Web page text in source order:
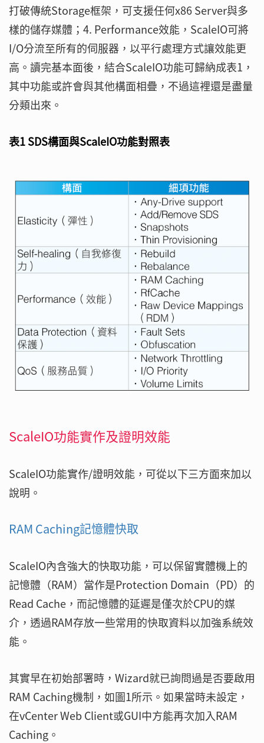
打破傳統Storage框架，可支援任何x86 Server與多
樣的儲存媒體；4. Performance效能，ScaleIO可將
I/O分流至所有的伺服器，以平行處理方式讓效能更
高。讀完基本面後，結合ScaleIO功能可歸納成表1，
其中功能或許會與其他構面相疊，不過這裡還是盡量
分類出來。
表1 SDS構面與ScaleIO功能對照表
ScaleIO功能實作及證明效能
ScaleIO功能實作/證明效能，可從以下三方面來加以
說明。
RAM Caching記憶體快取
ScaleIO內含強大的快取功能，可以保留實體機上的
記憶體（RAM）當作是Protection Domain（PD）的
Read Cache，而記憶體的延遲是僅次於CPU的媒
介，透過RAM存放一些常用的快取資料以加強系統效
能。
其實早在初始部署時，Wizard就已詢問過是否要啟用
RAM Caching機制，如圖1所示。如果當時未設定，
在vCenter Web Client或GUI中方能再次加入RAM
Caching。